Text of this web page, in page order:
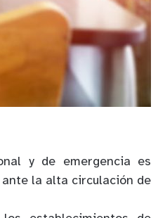
y de emergencia es
la alta circulación de